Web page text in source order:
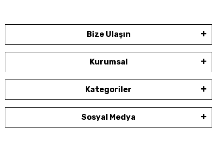
Bize Ulaşın
Kurumsal
Kategoriler
Sosyal Medya